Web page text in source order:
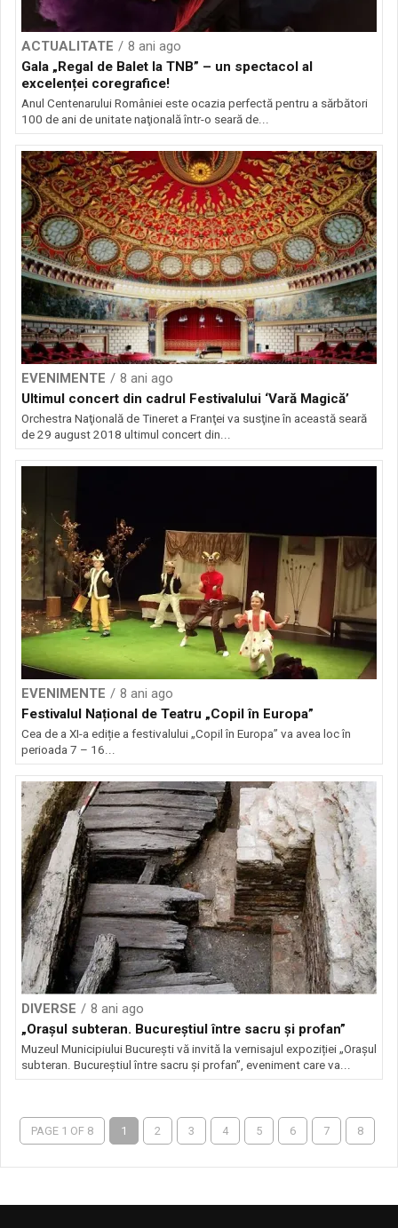
ACTUALITATE
8 ani ago
Gala „Regal de Balet la TNB” – un spectacol al
excelenței coregrafice!
Anul Centenarului României este ocazia perfectă pentru a sărbători
100 de ani de unitate naţională într-o seară de...
EVENIMENTE
8 ani ago
Ultimul concert din cadrul Festivalului ‘Vară Magică’
Orchestra Naţională de Tineret a Franţei va susţine în această seară
de 29 august 2018 ultimul concert din...
EVENIMENTE
8 ani ago
Festivalul Național de Teatru „Copil în Europa”
Cea de a XI-a ediție a festivalului „Copil în Europa” va avea loc în
perioada 7 – 16...
DIVERSE
8 ani ago
„Orașul subteran. Bucureștiul între sacru și profan”
Muzeul Municipiului București vă invită la vernisajul expoziției „Orașul
subteran. Bucureștiul între sacru și profan”, eveniment care va...
PAGE 1 OF 8 1 2 3 4 5 6 7 8